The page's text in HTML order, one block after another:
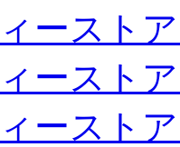
ースト
ースト
ースト